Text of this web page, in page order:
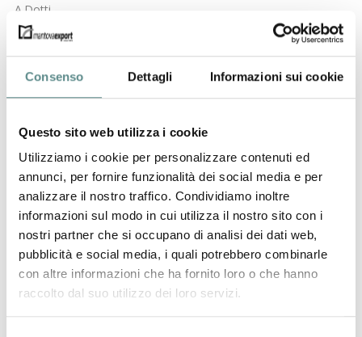
Consenso Dettagli Informazioni sui cookie
Questo sito web utilizza i cookie
Utilizziamo i cookie per personalizzare contenuti ed
annunci, per fornire funzionalità dei social media e per
analizzare il nostro traffico. Condividiamo inoltre
informazioni sul modo in cui utilizza il nostro sito con i
nostri partner che si occupano di analisi dei dati web,
pubblicità e social media, i quali potrebbero combinarle
con altre informazioni che ha fornito loro o che hanno
raccolto dal suo utilizzo dei loro servizi.
A.Dotti
(Direttore)
FEIRA MIDEST
successivo:attivazione in italia della procedura di opposizione alla
registrazione dei marchi
06/08/2026